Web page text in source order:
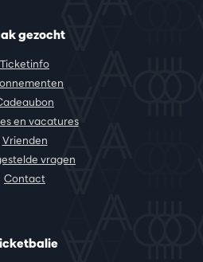
gezocht
Ticketinfo
en vacatures
Vrienden
vragen
Contact